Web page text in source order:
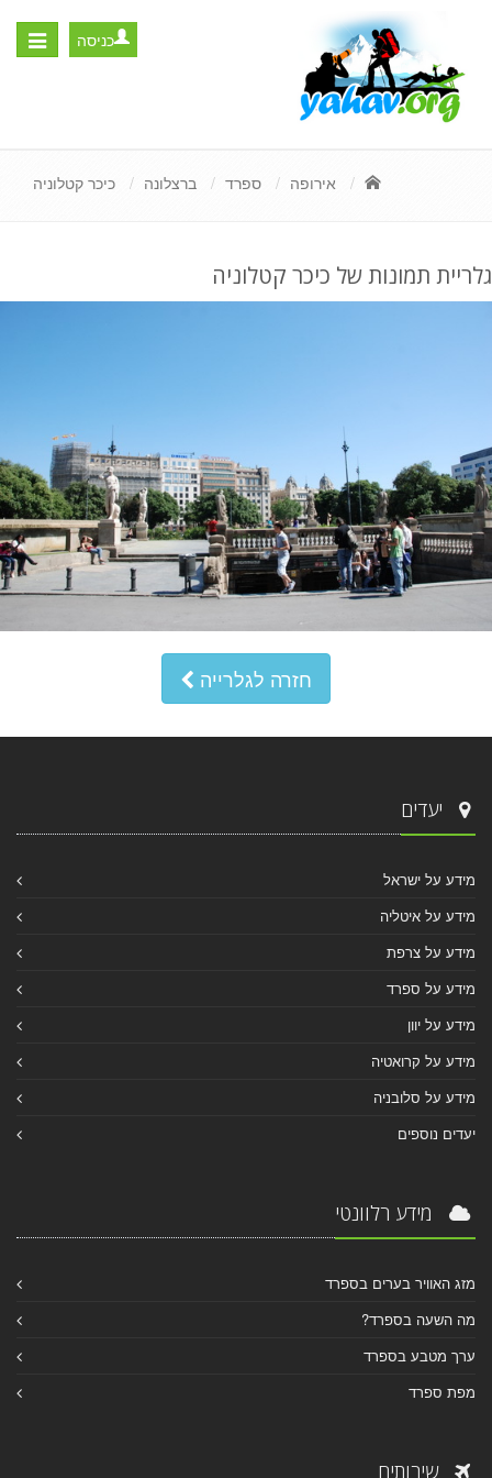
Toggle
כניסה
אירופה ספרד ברצלונה כיכר קטלוניה
גלריית תמונות של כיכר קטלוניה
חזרה לגלרייה
יעדים
מידע על ישראל
מידע על איטליה
מידע על צרפת
מידע על ספרד
מידע על יוון
מידע על קרואטיה
מידע על סלובניה
יעדים נוספים
מידע רלוונטי
מזג האוויר בערים בספרד
מה השעה בספרד?
ערך מטבע בספרד
מפת ספרד
שירותים